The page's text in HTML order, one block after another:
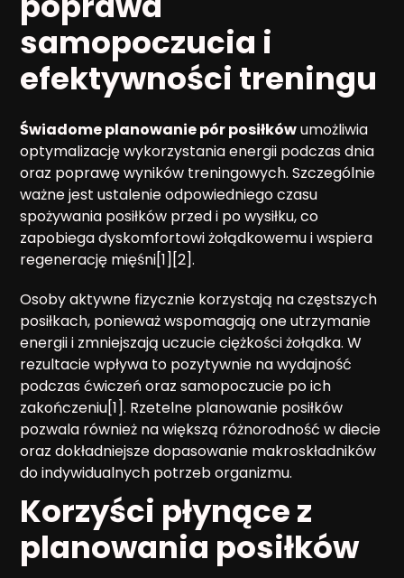
samopoczucia i
efektywności treningu
Świadome planowanie pór posiłkówumożliwia
optymalizację wykorzystania energii podczas dnia
oraz poprawę wyników treningowych. Szczególnie
ważne jest ustalenie odpowiedniego czasu
spożywania posiłków przed i po wysiłku, co
zapobiega dyskomfortowi żołądkowemu i wspiera
regenerację mięśni[1][2].
Osoby aktywne fizycznie korzystają na częstszych
posiłkach, ponieważ wspomagają one utrzymanie
energii i zmniejszają uczucie ciężkości żołądka. W
rezultacie wpływa to pozytywnie na wydajność
podczas ćwiczeń oraz samopoczucie po ich
zakończeniu[1]. Rzetelne planowanie posiłków
pozwala również na większą różnorodność w diecie
oraz dokładniejsze dopasowanie makroskładników
do indywidualnych potrzeb organizmu.
Korzyści płynące z
planowania posiłków